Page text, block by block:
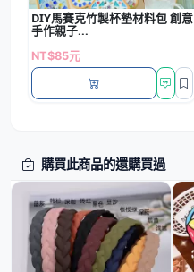
DIY馬賽克竹製杯墊材料包 創意
手作親子...
NT$85元
購買此商品的還購買過